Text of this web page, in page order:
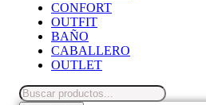
CONFORT
OUTFIT
BAÑO
CABALLERO
OUTLET
Search